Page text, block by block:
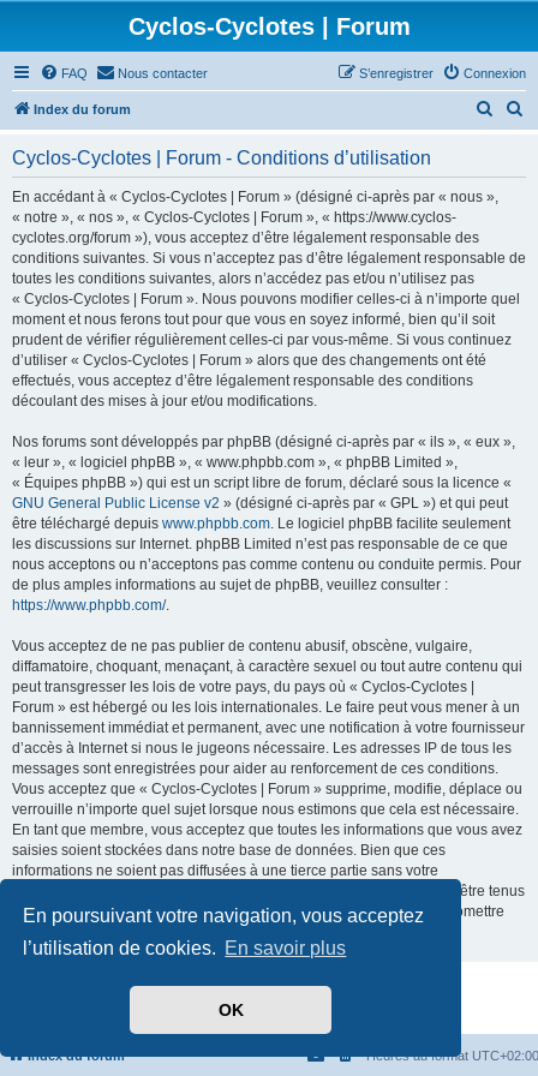
En poursuivant votre navigation, vous acceptez
l’utilisation de cookies. En savoir plus
OK
Cyclos-Cyclotes | Forum
FAQ Nous contacter Connexion
S’enregistrer
Index du forum
r
h
e
Cyclos-Cyclotes | Forum - Conditions d’utilisation
En accédant à « Cyclos-Cyclotes | Forum » (désigné ci-après par « nous »,
« notre », « nos », « Cyclos-Cyclotes | Forum », « https://www.cyclos-
cyclotes.org/forum »), vous acceptez d’être légalement responsable des
conditions suivantes. Si vous n’acceptez pas d’être légalement responsable de
toutes les conditions suivantes, alors n’accédez pas et/ou n’utilisez pas
« Cyclos-Cyclotes | Forum ». Nous pouvons modifier celles-ci à n’importe quel
moment et nous ferons tout pour que vous en soyez informé, bien qu’il soit
prudent de vérifier régulièrement celles-ci par vous-même. Si vous continuez
d’utiliser « Cyclos-Cyclotes | Forum » alors que des changements ont été
effectués, vous acceptez d’être légalement responsable des conditions
découlant des mises à jour et/ou modifications.
Nos forums sont développés par phpBB (désigné ci-après par « ils », « eux »,
« leur », « logiciel phpBB », « www.phpbb.com », « phpBB Limited »,
« Équipes phpBB ») qui est un script libre de forum, déclaré sous la licence «
GNU General Public License v2 » (désigné ci-après par « GPL ») et qui peut
être téléchargé depuis www.phpbb.com. Le logiciel phpBB facilite seulement
les discussions sur Internet. phpBB Limited n’est pas responsable de ce que
nous acceptons ou n’acceptons pas comme contenu ou conduite permis. Pour
de plus amples informations au sujet de phpBB, veuillez consulter :
https://www.phpbb.com/.
Vous acceptez de ne pas publier de contenu abusif, obscène, vulgaire,
diffamatoire, choquant, menaçant, à caractère sexuel ou tout autre contenu qui
peut transgresser les lois de votre pays, du pays où « Cyclos-Cyclotes |
Forum » est hébergé ou les lois internationales. Le faire peut vous mener à un
bannissement immédiat et permanent, avec une notification à votre fournisseur
d’accès à Internet si nous le jugeons nécessaire. Les adresses IP de tous les
messages sont enregistrées pour aider au renforcement de ces conditions.
Vous acceptez que « Cyclos-Cyclotes | Forum » supprime, modifie, déplace ou
verrouille n’importe quel sujet lorsque nous estimons que cela est nécessaire.
En tant que membre, vous acceptez que toutes les informations que vous avez
saisies soient stockées dans notre base de données. Bien que ces
informations ne soient pas diffusées à une tierce partie sans votre
consentement, ni « Cyclos-Cyclotes | Forum », ni phpBB ne pourront être tenus
comme responsables en cas de tentative de piratage visant à compromettre
Index du forum Heures au format UTC+02:00
Développé parphpBB® Forum Software © phpBB Limited
Traduit par
Confidentialité|Conditions